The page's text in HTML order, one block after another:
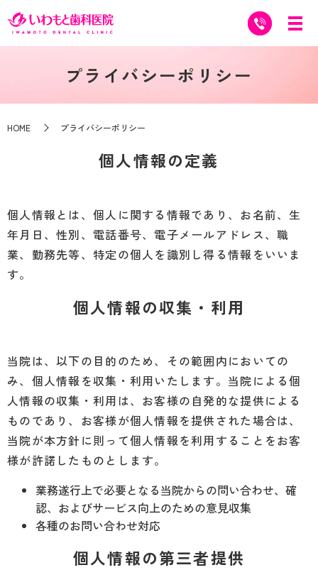
プライバシーポリシー
HOME プライバシーポリシー
個人情報の定義
個人情報とは、個人に関する情報であり、お名前、生
年月日、性別、電話番号、電子メールアドレス、職
業、勤務先等、特定の個人を識別し得る情報をいいま
す。
個人情報の収集・利用
当院は、以下の目的のため、その範囲内においての
み、個人情報を収集・利用いたします。当院による個
人情報の収集・利用は、お客様の自発的な提供による
ものであり、お客様が個人情報を提供された場合は、
当院が本方針に則って個人情報を利用することをお客
様が許諾したものとします。
業務遂行上で必要となる当院からの問い合わせ、確
認、およびサービス向上のための意見収集
各種のお問い合わせ対応
個人情報の第三者提供